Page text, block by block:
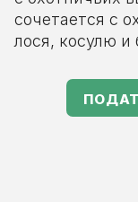
сочетается с
лося, косулю и